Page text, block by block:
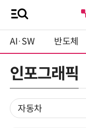
AI·SW 반도체
인포그래픽